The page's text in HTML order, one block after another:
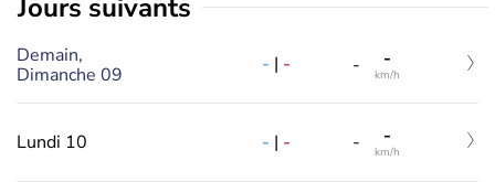
jours suivants
Demain,
Dimanche 09
- | - - -
km/h
Lundi 10 - | - - -
km/h